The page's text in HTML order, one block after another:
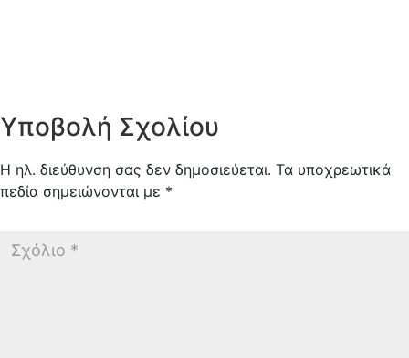
Υποβολή Σχολίου
Η ηλ. διεύθυνση σας δεν δημοσιεύεται. Τα υποχρεωτικά
πεδία σημειώνονται με *